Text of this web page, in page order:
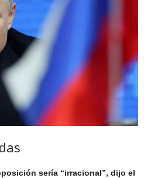
sería “irracional”, dijo el